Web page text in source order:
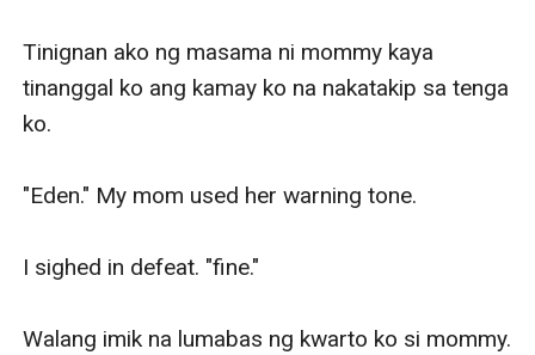
Tinignan ako ng masama ni mommy kaya
tinanggal ko ang kamay ko na nakatakip sa tenga
ko.
"Eden." My mom used her warning tone.
I sighed in defeat. "fine."
Walang imik na lumabas ng kwarto ko si mommy.